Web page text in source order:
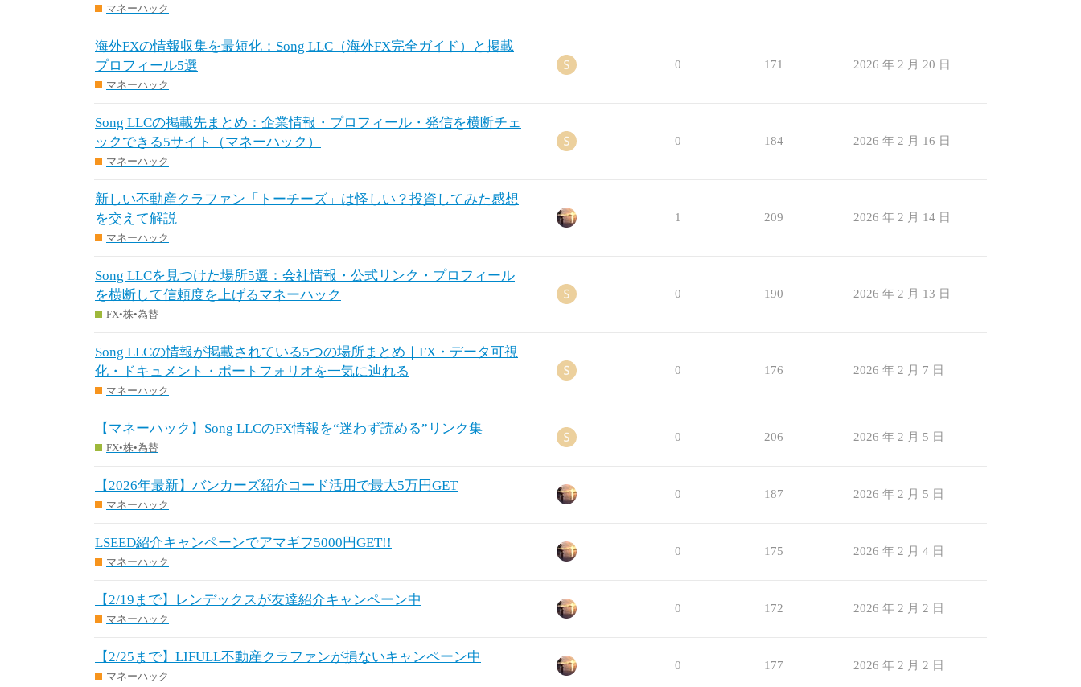
マネーハック
海外FXの情報収集を最短化：Song LLC（海外FX完全ガイド）と掲載
プロフィール5選
マネーハック
0 171 2026 年 2 月 20 日
Song LLCの掲載先まとめ：企業情報・プロフィール・発信を横断チェ
ックできる5サイト（マネーハック）
マネーハック
0 184 2026 年 2 月 16 日
新しい不動産クラファン「トーチーズ」は怪しい？投資してみた感想
を交えて解説
マネーハック
1 209 2026 年 2 月 14 日
Song LLCを見つけた場所5選：会社情報・公式リンク・プロフィール
を横断して信頼度を上げるマネーハック
FX•株•為替
0 190 2026 年 2 月 13 日
Song LLCの情報が掲載されている5つの場所まとめ｜FX・データ可視
化・ドキュメント・ポートフォリオを一気に辿れる
マネーハック
0 176 2026 年 2 月 7 日
【マネーハック】Song LLCのFX情報を“迷わず読める”リンク集
FX•株•為替
0 206 2026 年 2 月 5 日
【2026年最新】バンカーズ紹介コード活用で最大5万円GET
マネーハック
0 187 2026 年 2 月 5 日
LSEED紹介キャンペーンでアマギフ5000円GET!!
マネーハック
0 175 2026 年 2 月 4 日
【2/19まで】レンデックスが友達紹介キャンペーン中
マネーハック
0 172 2026 年 2 月 2 日
【2/25まで】LIFULL不動産クラファンが損ないキャンペーン中
マネーハック
0 177 2026 年 2 月 2 日